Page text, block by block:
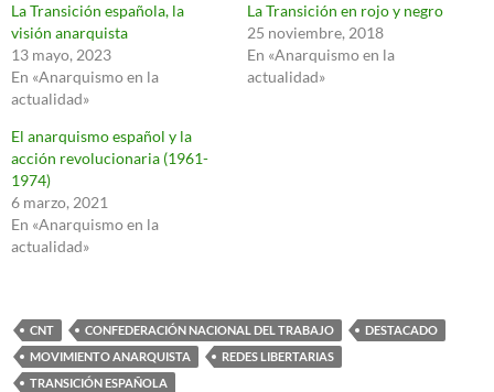
La Transición española, la
visión anarquista
13 mayo, 2023
En «Anarquismo en la
actualidad»
La Transición en rojo y negro
25 noviembre, 2018
En «Anarquismo en la
actualidad»
El anarquismo español y la
acción revolucionaria (1961-
1974)
6 marzo, 2021
En «Anarquismo en la
actualidad»
CNT CONFEDERACIÓN NACIONAL DEL TRABAJO
DESTACADO
MOVIMIENTO ANARQUISTA
REDES LIBERTARIAS
TRANSICIÓN ESPAÑOLA